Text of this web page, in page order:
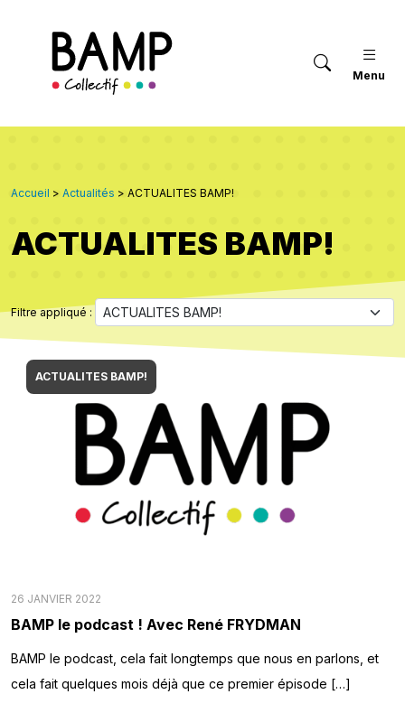
Menu
Accueil > Actualités > ACTUALITES BAMP!
ACTUALITES BAMP!
Filtre appliqué :
ACTUALITES BAMP!
26 JANVIER 2022
BAMP le podcast ! Avec René FRYDMAN
BAMP le podcast, cela fait longtemps que nous en parlons, et
cela fait quelques mois déjà que ce premier épisode […]